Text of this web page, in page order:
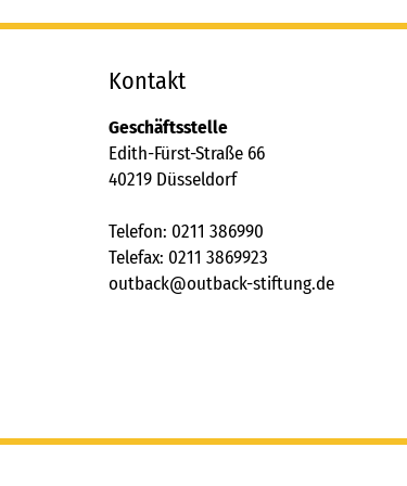
Kontakt
Geschäftsstelle
Edith-Fürst-Straße 66
40219 Düsseldorf
Telefon: 0211 386990
Telefax: 0211 3869923
tb ck tb ck-stft ngd